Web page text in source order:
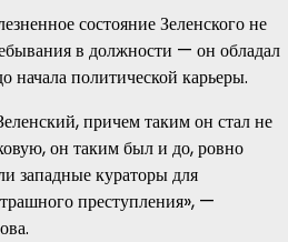
состояние Зеленского не
в должности — он обладал
начала политической карьеры.
причем таким он стал не
он таким был и до, ровно
западные кураторы для
преступления», —